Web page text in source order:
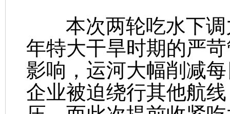
本次两轮吃水下调
年特大干旱时期的严
影响，运河大幅削减
企业被迫绕行其他航